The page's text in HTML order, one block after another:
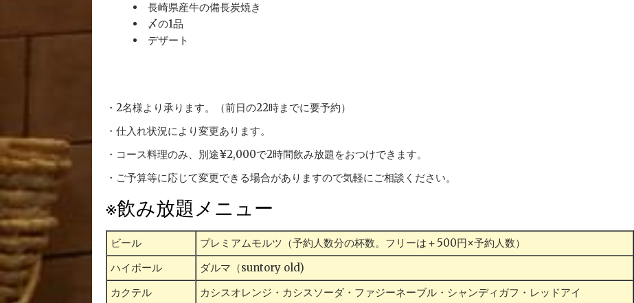
長崎県産牛の備長炭焼き
〆の1品
デザート
・2名様より承ります。（前日の22時までに要予約）
・仕入れ状況により変更あります。
・コース料理のみ、別途¥2,000で2時間飲み放題をおつけできます。
・ご予算等に応じて変更できる場合がありますので気軽にご相談ください。
※飲み放題メニュー
ビール
プレミアムモルツ（予約人数分の杯数。フリーは＋500円×予約人数）
ハイボール
ダルマ（suntory old)
カクテル
カシスオレンジ・カシスソーダ・ファジーネーブル・シャンディガフ・レッドアイ